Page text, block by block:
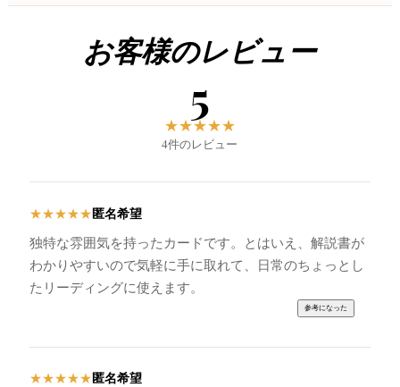
お客様のレビュー
5
★★★★★
4件のレビュー
★★★★★ 匿名希望
独特な雰囲気を持ったカードです。とはいえ、解説書が
わかりやすいので気軽に手に取れて、日常のちょっとし
たリーディングに使えます。
★★★★★ 匿名希望